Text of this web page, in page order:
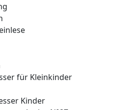
für Kleinkinder
Kinder